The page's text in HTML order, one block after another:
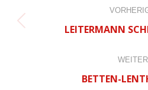
LEITERMANN
WEITER
BETTEN-